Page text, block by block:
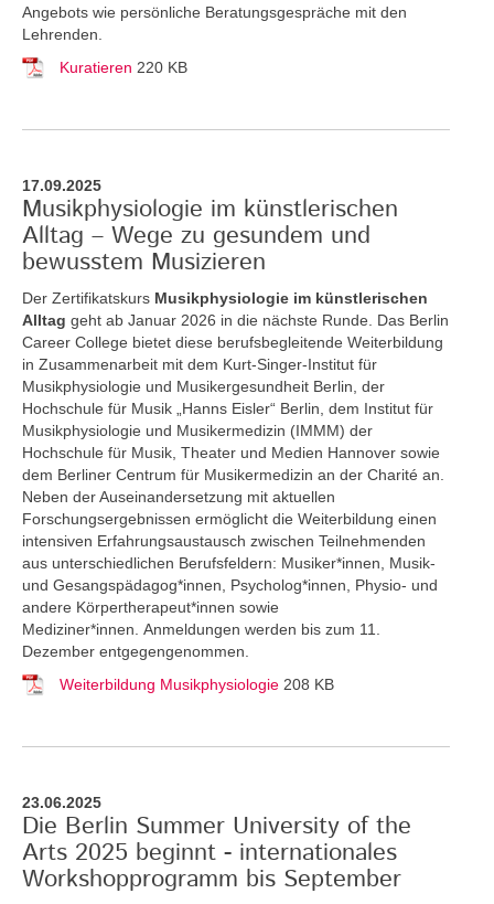
Angebots wie persönliche Beratungsgespräche mit den
Lehrenden.
Kuratieren 220 KB
17.09.2025
Musikphysiologie im künstlerischen
Alltag – Wege zu gesundem und
bewusstem Musizieren
Der Zertifikatskurs Musikphysiologie im künstlerischen
Alltag geht ab Januar 2026 in die nächste Runde. Das Berlin
Career College bietet diese berufsbegleitende Weiterbildung
in Zusammenarbeit mit dem Kurt-Singer-Institut für
Musikphysiologie und Musikergesundheit Berlin, der
Hochschule für Musik „Hanns Eisler“ Berlin, dem Institut für
Musikphysiologie und Musikermedizin (IMMM) der
Hochschule für Musik, Theater und Medien Hannover sowie
dem Berliner Centrum für Musikermedizin an der Charité an.
Neben der Auseinandersetzung mit aktuellen
Forschungsergebnissen ermöglicht die Weiterbildung einen
intensiven Erfahrungsaustausch zwischen Teilnehmenden
aus unterschiedlichen Berufsfeldern: Musiker*innen, Musik-
und Gesangspädagog*innen, Psycholog*innen, Physio- und
andere Körpertherapeut*innen sowie
Mediziner*innen. Anmeldungen werden bis zum 11.
Dezember entgegengenommen.
Weiterbildung Musikphysiologie 208 KB
23.06.2025
Die Berlin Summer University of the
Arts 2025 beginnt - internationales
Workshopprogramm bis September